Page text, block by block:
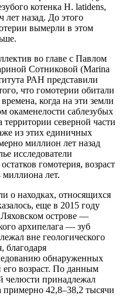
котенка H. latidens,
назад. До этого
вымерли в этом
во главе с Павлом
Сотниковой (Marina
РАН представили
что гомотерии обитали
когда на эти земли
саблезубых
территории северной части
из этих единичных
миллион лет назад
исследователи
гомотерия, возраст
миллиона лет.
о находках, относящихся
еще в 2015 году
острове —
архипелага — зуб
вне геологического
благодаря
обнаруженных
возраст. По данным
челюсти принадлежал
примерно 42,8–38,2 тысячи